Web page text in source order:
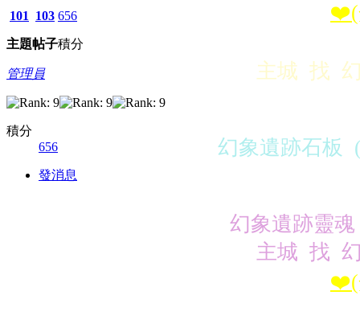
101
主題
103
帖子
656
積分
管理員
積分
656
發消息
❤️
主城 找
幻象遺跡石板
幻象遺跡靈
主城 找
❤️